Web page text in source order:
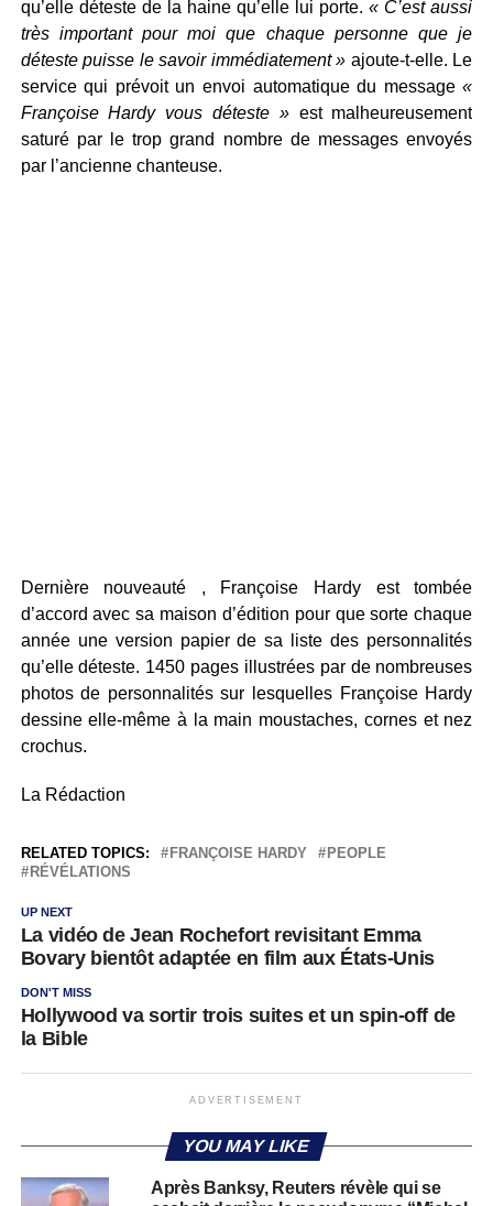
qu’elle déteste de la haine qu’elle lui porte.« C’est aussi
très important pour moi que chaque personne que je
déteste puisse le savoir immédiatement » ajoute-t-elle. Le
service qui prévoit un envoi automatique du message«
Françoise Hardy vous déteste »est malheureusement
saturé par le trop grand nombre de messages envoyés
par l’ancienne chanteuse.
Dernière nouveauté , Françoise Hardy est tombée
d’accord avec sa maison d’édition pour que sorte chaque
année une version papier de sa liste des personnalités
qu’elle déteste. 1450 pages illustrées par de nombreuses
photos de personnalités sur lesquelles Françoise Hardy
dessine elle-même à la main moustaches, cornes et nez
crochus.
La Rédaction
RELATED TOPICS: FRANÇOISE HARDY
PEOPLE
RÉVÉLATIONS
UP NEXT
La vidéo de Jean Rochefort revisitant Emma
Bovary bientôt adaptée en film aux États-Unis
DON'T MISS
Hollywood va sortir trois suites et un spin-off de
la Bible
ADVERTISEMENT
YOU MAY LIKE
Après Banksy, Reuters révèle qui se